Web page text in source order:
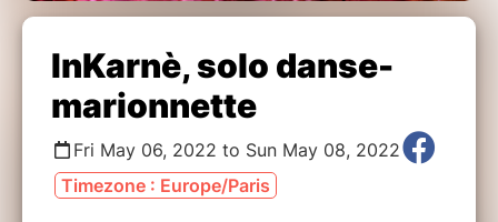
InKarnè, solo danse-
marionnette
Fri May 06, 2022 to Sun May 08, 2022
Timezone : Europe/Paris